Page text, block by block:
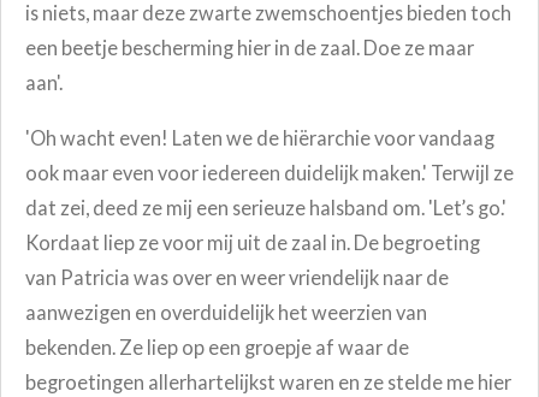
is niets, maar deze zwarte zwemschoentjes bieden toch
een beetje bescherming hier in de zaal. Doe ze maar
aan'.
'Oh wacht even! Laten we de hiërarchie voor vandaag
ook maar even voor iedereen duidelijk maken.' Terwijl ze
dat zei, deed ze mij een serieuze halsband om. 'Let’s go.'
Kordaat liep ze voor mij uit de zaal in. De begroeting
van Patricia was over en weer vriendelijk naar de
aanwezigen en overduidelijk het weerzien van
bekenden. Ze liep op een groepje af waar de
begroetingen allerhartelijkst waren en ze stelde me hier